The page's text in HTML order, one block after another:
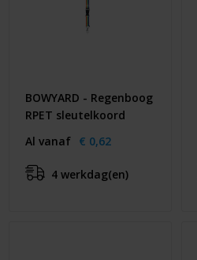
BOWYARD - Regenboog
RPET sleutelkoord
Al vanaf € 0,62
4 werkdag(en)